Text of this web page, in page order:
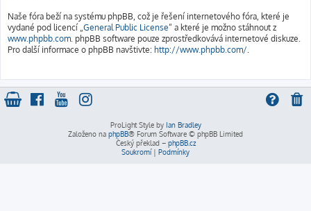
Naše fóra beží na systému phpBB, což je řešení internetového fóra, které je
vydané pod licencí „General Public License“ a které je možno stáhnout z
www.phpbb.com. phpBB software pouze zprostředkovává internetové diskuze.
Pro další informace o phpBB navštivte: http://www.phpbb.com/.
ProLight Style by Ian Bradley
Založeno na phpBB® Forum Software © phpBB Limited
Český překlad – phpBB.cz
Soukromí| Podmínky